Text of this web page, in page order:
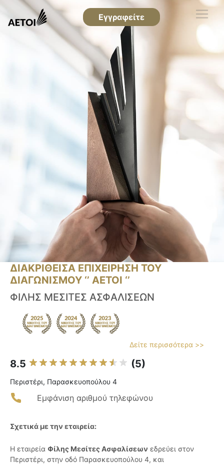
Εγγραφείτε
ΔΙΑΚΡΙΘΕΙΣΑ ΕΠΙΧΕΙΡΗΣΗ ΤΟΥ
ΔΙΑΓΩΝΙΣΜΟΥ ‘’ ΑΕΤΟΙ ‘’
ΦΙΛΗΣ ΜΕΣΙΤΕΣ ΑΣΦΑΛΙΣΕΩΝ
Δείτε περισσότερα >>
8.5 (5)
Περιστέρι, Παρασκευοπούλου 4
Εμφάνιση αριθμού τηλεφώνου
Σχετικά με την εταιρεία:
Η εταιρεία Φίλης Μεσίτες Ασφαλίσεων εδρεύει στον
Περιστέρι, στην οδό Παρασκευοπούλου 4, και